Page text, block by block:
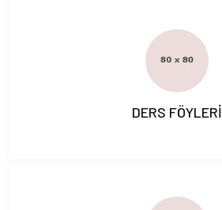
DERS FÖYLERİ